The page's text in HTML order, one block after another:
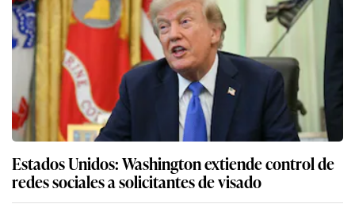
Estados Unidos: Washington extiende control de
redes sociales a solicitantes de visado